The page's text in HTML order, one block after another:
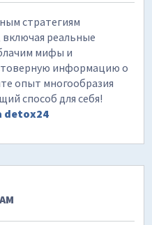
стратегиям
включая реальные
мифы и
информацию о
опыт многообразия
способ для себя!
detox24